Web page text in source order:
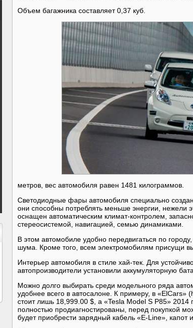
Объем багажника составляет 0,37 куб.
метров, вес автомобиля равен 1481 килограммов.
Светодиодные фары автомобиля специально
они способны потреблять меньше энергии,
оснащен автоматическим климат-контролем,
стереосистемой, навигацией, семью динамиками.
В этом автомобиле удобно передвигаться по
шума. Кроме того, всем электромобилям присущи
Интерьер автомобиля в стиле хай-тек. Для
автопроизводители установили аккумуляторную
Можно долго выбирать среди модельного ряда
удобнее всего в автосалоне. К примеру, в
стоит лишь 18,999.00 $, а «Tesla Model S P85»
полностью продиагностированы, перед покупкой
будет приобрести зарядный кабель «E-Line», капот